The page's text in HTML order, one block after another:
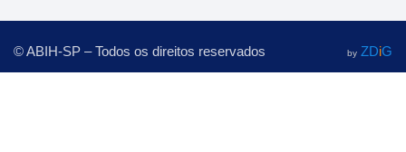
© ABIH-SP – Todos os direitos reservados by ZDiG